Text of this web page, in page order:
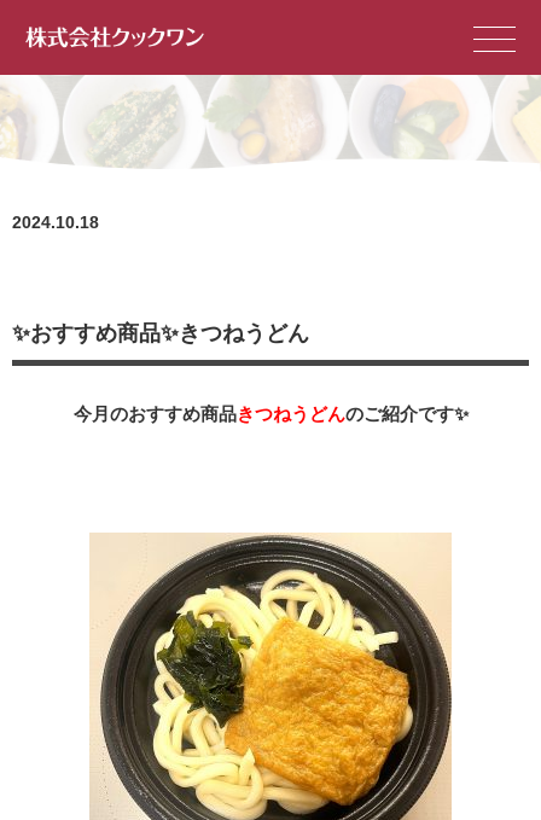
2024.10.18
✨おすすめ商品✨きつねうどん
今月のおすすめ商品きつねうどんのご紹介です✨